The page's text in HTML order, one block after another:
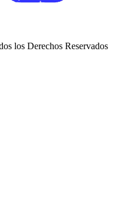
los Derechos Reservados